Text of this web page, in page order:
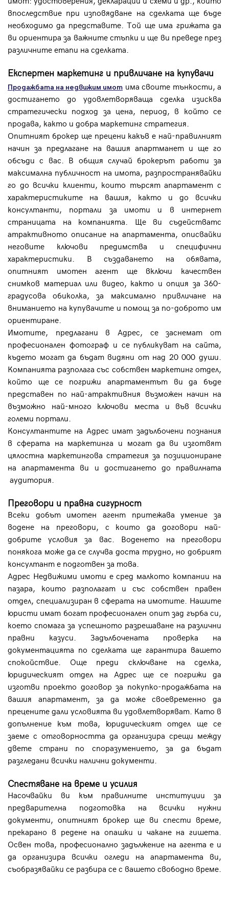
впоследствие при изповядване на сделката ще бъде
необходимо да представите. Той ще има грижата да
ви ориентира за важните стъпки и ще ви преведе през
различните етапи на сделката.
Експертен маркетинг и привличане на купувачи
Продажбата на недвижим имот има своите тънкости, а
достигането до удовлетворяваща сделка изисква
стратегически подход за цена, период, в който се
продава, както и добра маркетинг стратегия.
Опитният брокер ще прецени какъв е най-правилният
начин за предлагане на вашия апартманет и ще го
обсъди с вас. В общия случай брокерът работи за
максимална публичност на имота, разпространявайки
го до всички клиенти, които търсят апартамент с
характеристиките на вашия, както и до всички
консултанти, портали за имоти и в интернет
страницата на компанията. Ще ви съдействатс
атрактивното описание на апартамента, описвайки
неговите ключови предимства и специфични
характеристики. В създаването на обявата,
опитният имотен агент ще включи качествен
снимков материал или видео, както и опция за 360-
градусова обиколка, за максимално привличане на
вниманието на купувачите и помощ за по-доброто им
ориентиране.
Имотите, предлагани в Адрес, се заснемат от
професионален фотограф и се публикуват на сайта,
където могат да бъдат видяни от над 20 000 души.
Компанията разполага със собствен маркетинг отдел,
който ще се погрижи апартаментът ви да бъде
представен по най-атрактивния възможен начин на
възможно най-много ключови места и във всички
големи портали.
Консултантите на Адрес имат задълбочени познания
в сферата на маркетинга и могат да ви изготвят
цялостна маркетингова стратегия за позициониране
на апартамента ви и достигането до правилната
аудитория.
Преговори и правна сигурност
Всеки добът имотен агент притежава умение за
водене на преговори, с които да договори най-
добрите условия за вас. Воденето на преговори
понякога може да се случва доста трудно, но добрият
консултант е подготвен за това.
Адрес Недвижими имоти е сред малкото компании на
пазара, които разполагат и със собствен правен
отдел, специализиран в сферата на имотите. Нашите
юристи имат богат професионален опит зад гърба си,
което спомага за успешното разрешаване на различни
правни казуси. Задълбочената проверка на
документацията по сделката ще гарантира вашето
спокойствие. Още преди сключване на сделка,
юридическият отдел на Адрес ще се погрижи да
изготви проекто договор за покупко-продажбата на
вашия апартамент, за да може своевременно да
прецените дали условията ви удовлетворяват. Като в
допълнение към това, юридическият отдел ще се
заеме с отговорността да организира срещи между
двете страни по споразумението, за да бъдат
разгледани всички налични документи.
Спестяване на време и усилия
Насочвайки ви към правилните институции за
предварителна подготовка на всички нужни
документи, опитният брокер ще ви спести време,
прекарано в редене на опашки и чакане на гишета.
Освен това, професионално задължение на агента е и
да организира всички огледи на апартамента ви,
съобразявайки се разбира се с вашето свободно време.